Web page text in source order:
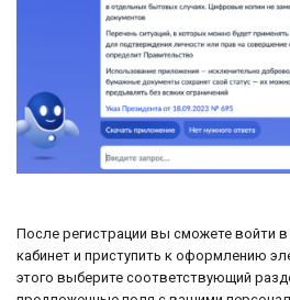
После регистрации вы сможете войти
кабинет и приступить к оформлению
этого выберите соответствующий